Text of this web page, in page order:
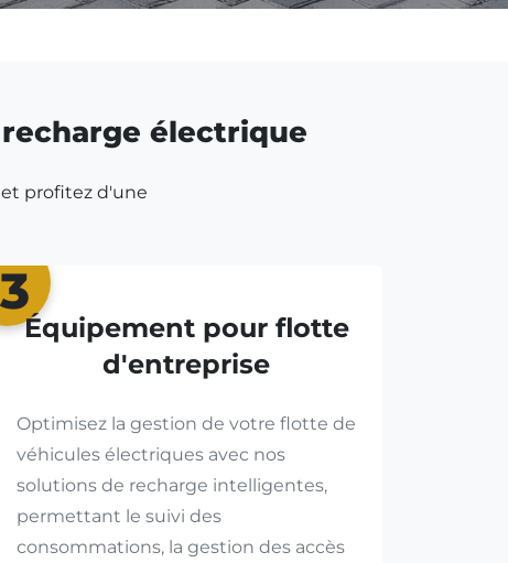
électrique
profitez d'une
3
Équipement pour flotte
d'entreprise
Optimisez la gestion de votre flotte de
véhicules électriques avec nos
solutions de recharge intelligentes,
permettant le suivi des
consommations, la gestion des accès